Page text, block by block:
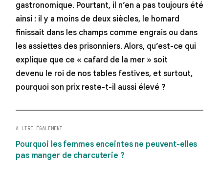
gastronomique. Pourtant, il n’en a pas toujours été
ainsi : il y a moins de deux siècles, le homard
finissait dans les champs comme engrais ou dans
les assiettes des prisonniers. Alors, qu’est-ce qui
explique que ce « cafard de la mer » soit
devenu le roi de nos tables festives, et surtout,
pourquoi son prix reste-t-il aussi élevé ?
A LIRE ÉGALEMENT
Pourquoi les femmes enceintes ne peuvent-elles
pas manger de charcuterie ?